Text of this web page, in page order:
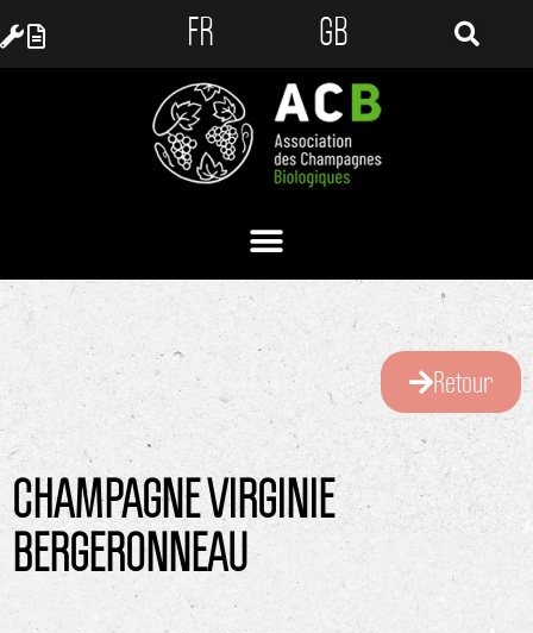
FR GB
Retour
CHAMPAGNE VIRGINIE
BERGERONNEAU